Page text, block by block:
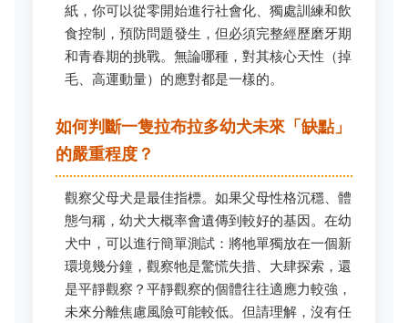
紙，你可以從零開始進行社會化、獨處訓練和飲
食控制，預防問題發生，但必須完整經歷磨牙期
和青春期的挑戰。無論哪種，對其核心天性（掉
毛、高運動量）的應對都是一樣的。
如何判斷一隻拉布拉多幼犬未來「缺點」
的嚴重程度？
觀察父母犬是最佳指標。如果父母性格沉穩、體
態勻稱，幼犬大概率會遺傳到較好的基因。在幼
犬中，可以進行簡單測試：將牠單獨放在一個新
環境幾分鐘，觀察牠是驚慌失措、大肆探索，還
是平靜觀察？平靜觀察的個體往往適應力較強，
未來分離焦慮風險可能較低。但請理解，沒有任